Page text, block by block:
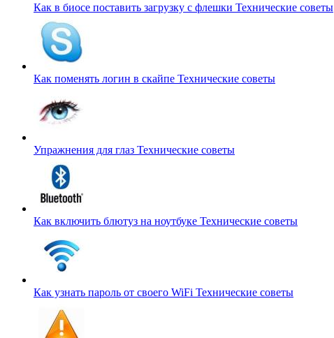
Как в биосе поставить загрузку с флешки Технические советы
Как поменять логин в скайпе Технические советы
Упражнения для глаз Технические советы
Как включить блютуз на ноутбуке Технические советы
Как узнать пароль от своего WiFi Технические советы